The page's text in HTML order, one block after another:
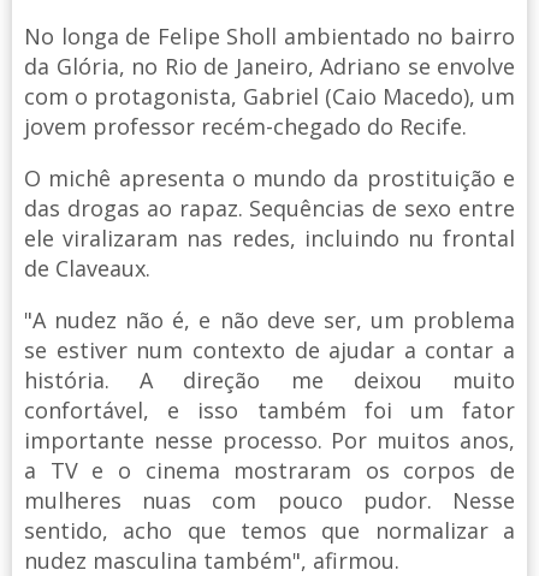
No longa de Felipe Sholl ambientado no bairro
da Glória, no Rio de Janeiro, Adriano se envolve
com o protagonista, Gabriel (Caio Macedo), um
jovem professor recém-chegado do Recife.
O michê apresenta o mundo da prostituição e
das drogas ao rapaz. Sequências de sexo entre
ele viralizaram nas redes, incluindo nu frontal
de Claveaux.
"A nudez não é, e não deve ser, um problema
se estiver num contexto de ajudar a contar a
história. A direção me deixou muito
confortável, e isso também foi um fator
importante nesse processo. Por muitos anos,
a TV e o cinema mostraram os corpos de
mulheres nuas com pouco pudor. Nesse
sentido, acho que temos que normalizar a
nudez masculina também", afirmou.